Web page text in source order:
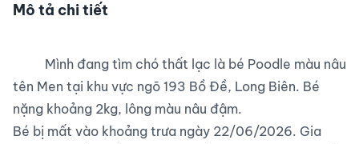
Mô tả chi tiết
tên Men tại khu vực ngõ 193 Bồ Đề, Long Biên. Bé
nặng khoảng 2kg, lông màu nâu đậm.
Bé bị mất vào khoảng trưa ngày 22/06/2026. Gia